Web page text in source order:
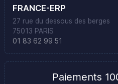
FRANCE-ERP
27 rue du dessous des berges
75013 PARIS
01 83 62 99 51
Paiements